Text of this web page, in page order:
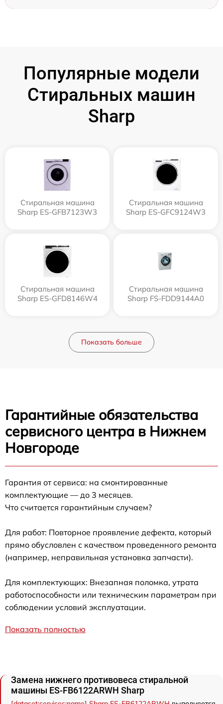
Популярные модели
Стиральных машин
Sharp
Стиральная машина
Sharp ES-GFB7123W3
Стиральная машина
Sharp ES-GFC9124W3
Стиральная машина
Sharp ES-GFD8146W4
Стиральная машина
Sharp FS-FDD9144A0
Показать больше
Гарантийные обязательства
сервисного центра в Нижнем
Новгороде
Гарантия от сервиса: на смонтированные
комплектующие — до 3 месяцев.
Что считается гарантийным случаем?
Для работ: Повторное проявление дефекта, который
прямо обусловлен с качеством проведенного ремонта
(например, неправильная установка запчасти).
Для комплектующих: Внезапная поломка, утрата
работоспособности или техническим параметрам при
соблюдении условий эксплуатации.
Показать полностью
Замена нижнего противовеса стиральной
машины ES-FB6122ARWH Sharp